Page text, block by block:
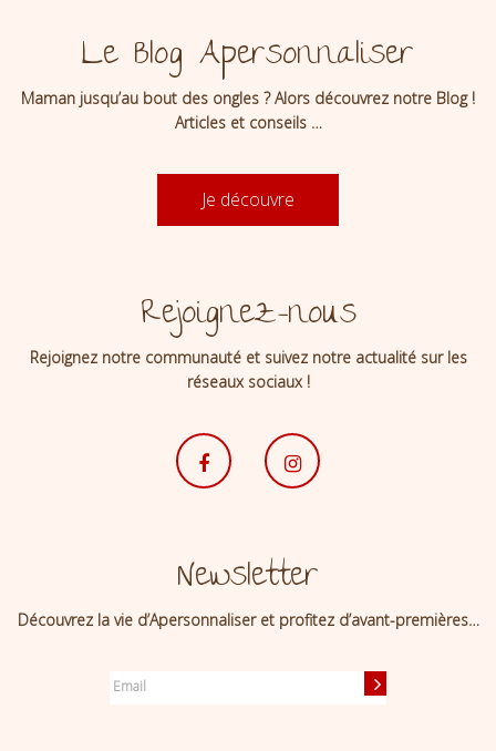
Le Blog Apersonnaliser
Maman jusqu’au bout des ongles ? Alors découvrez notre Blog !
Articles et conseils …
Je découvre
Rejoignez-nous
Rejoignez notre communauté et suivez notre actualité sur les
réseaux sociaux !
Newsletter
Découvrez la vie d’Apersonnaliser et profitez d’avant-premières…